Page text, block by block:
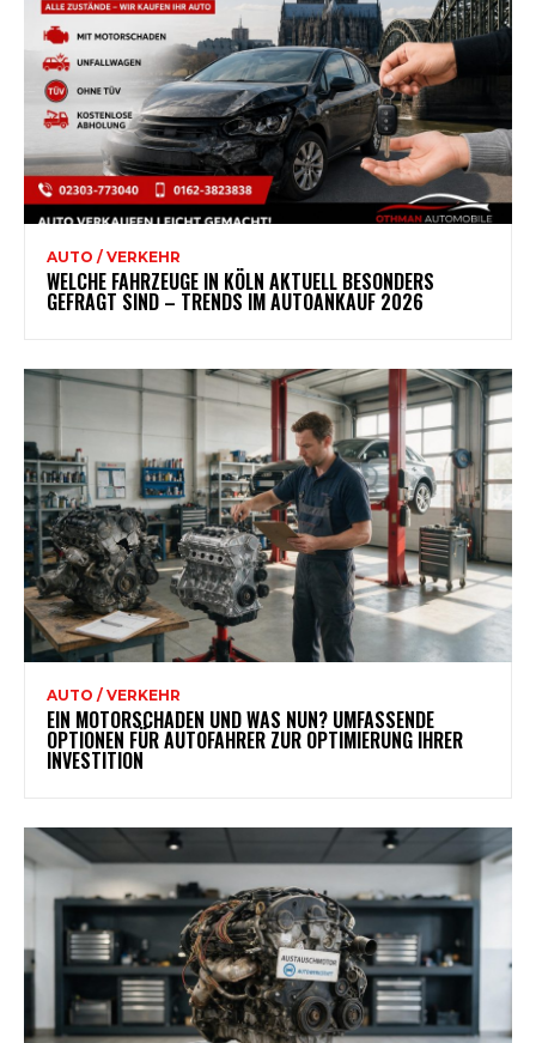
AUTO / VERKEHR
WELCHE FAHRZEUGE IN KÖLN AKTUELL BESONDERS
GEFRAGT SIND – TRENDS IM AUTOANKAUF 2026
AUTO / VERKEHR
EIN MOTORSCHADEN UND WAS NUN? UMFASSENDE
OPTIONEN FÜR AUTOFAHRER ZUR OPTIMIERUNG IHRER
INVESTITION